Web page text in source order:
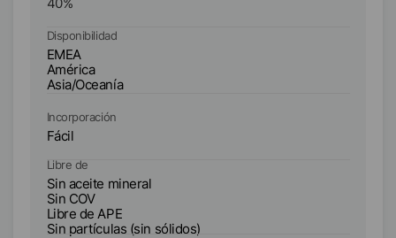
Disponibilidad
EMEA
América
Asia/Oceanía
Incorporación
Fácil
Libre de
Sin aceite mineral
Sin COV
Libre de APE
Sin partículas (sin sólidos)